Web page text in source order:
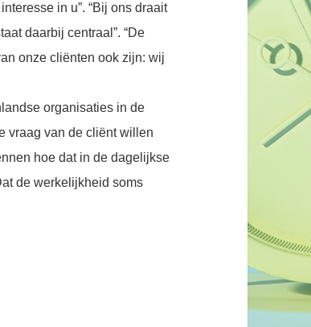
in u”. “Bij ons draait
daarbij centraal”. “De
onze cliënten ook zijn: wij
organisaties in de
vraag van de cliënt willen
hoe dat in de dagelijkse
de werkelijkheid soms